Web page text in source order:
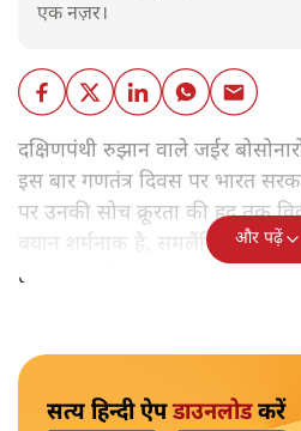
एक नज़र।
दक्षिणपंथी रुझान वाले जईर
इस बार गणतंत्र दिवस पर भारत
पर उनकी सोच क्रूरता की हद तक
बयान शर्मनाक है, समलैंगिक लोग
हत्याएं उनकी 'रूल-बुक' में हैं।
और पढ़ें
सत्य हिन्दी ऐपडाउनलोडकरें